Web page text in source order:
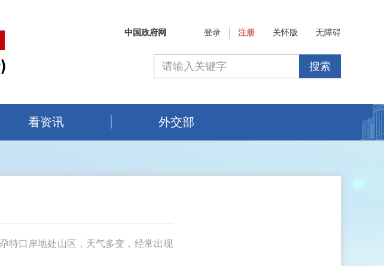
无障碍
关怀版
注册
登录
中国政府网
搜索
看资讯 外交部
特口岸地处山区，天气多变，经常出现